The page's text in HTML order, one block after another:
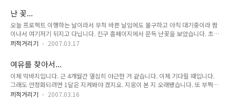
집에 보내기로 결정했다.. 잘 지낼수 있을까 하는 맘에 지웅엄마, 지웅아빠, 지웅 할머
니... 이렇게 모두 염려하는 맘에 모처럼 일찍 일어나 어린이집에 갔다... 그런 우리의
염려와는 별개로, 아이들틈에 금새 들어가서 놀고 있는 지웅이를 보며.. 괜한 걱정을
했다는 생각을 했다. 오늘(18일)도 지웅이 어린이집에 잘 갔나 어머니께 전화드렸더
니, 혹시나 떼 쓰지 않을까 하는..
난 꽃...
오늘 프로젝트 이행하는 날이라서 무척 바쁜 날임에도 불구하고 아직 대기중이라 짬
이나서 여기저기 뒤지고 다닙니다. 친구 홈페이지에서 문득 난꽃을 보았습니다. 초등
학교 4학년때 갑상선 수술을 했습니다. 어느날 잠을 잘못 잤나봐~ 목이 아퍼~~~ 하
겠지 하고 집앞 개인병원에 갔는데 선생님이 소개해 준다며 대학병원에 가보라고 하
더군요. 가서 검사받았는데 갑상선에 혹이 있답니다. 아줌마들이 많이 걸린다는데.
다행히 수술하고 일주일이면 퇴원한다더군요. 엄마말로는 이때 수술하고 제가 좀 컸
다나요? 그전이나 후나 항상 작기는 마찬가지였는데요.ㅋㅋㅋ 갑자기 무슨 얘기가
이렇게 기냐구요? 입원기간이 일주일밖에 안됐는데 그 기간에 이 난꽃 이..
끼적거리기 2007.03.17
여유를 찾아서...
이제 막바지입니다. 근 4개월간 열심히 야근한 거 같습니다. 이제 기다릴 때입니다.
그래도 안정화되려면 1달은 지켜봐야 겠지요. 지웅이 본 지 오래됐습니다. 또 부쩍
커버렸을 텐데... 아직도 서울 왔을때 식탁에서의 모습만 생각하면 웃음이 절로 납니
끼적거리기 2007.03.16